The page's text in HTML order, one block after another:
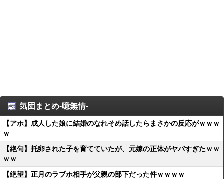
気団まとめ-噫無情-
【アホ】成人した娘に結婚のなれそめ話したらまさかの反応がｗｗｗ
ｗ
【絶句】托卵された子を育てていたが、元嫁の正体がヤバすぎたｗｗ
ｗｗ
【絶望】正月のラブホ相手が父親の部下だった件ｗｗｗｗ